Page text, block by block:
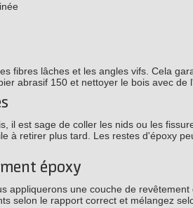
fibres lâches et les angles vifs. Cela
abrasif 150 et nettoyer le bois avec de
il est sage de coller les nids ou les
à retirer plus tard. Les restes d'époxy
époxy
appliquerons une couche de
selon le rapport correct et mélangez